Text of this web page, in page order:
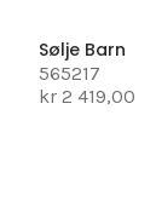
Sølje Barn
565217
kr 2 419,00